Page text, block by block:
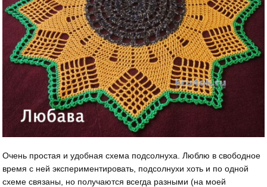
Очень простая и удобная схема подсолнуха. Люблю в свободное
время с ней экспериментировать, подсолнухи хоть и по одной
схеме связаны, но получаются всегда разными (на моей